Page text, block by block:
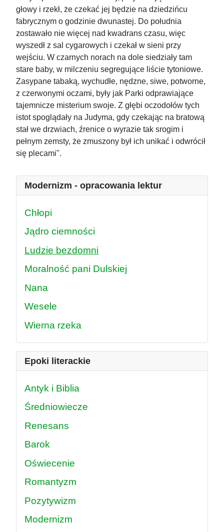
głowy i rzekł, że czekać jej będzie na dziedzińcu
fabrycznym o godzinie dwunastej. Do południa
zostawało nie więcej nad kwadrans czasu, więc
wyszedł z sal cygarowych i czekał w sieni przy
wejściu. W czarnych norach na dole siedziały tam
stare baby, w milczeniu segregujące liście tytoniowe.
Zasypane tabaką, wychudłe, nędzne, siwe, potworne,
z czerwonymi oczami, były jak Parki odprawiające
tajemnicze misterium swoje. Z głębi oczodołów tych
istot spoglądały na Judyma, gdy czekając na bratową
stał we drzwiach, źrenice o wyrazie tak srogim i
pełnym zemsty, że zmuszony był ich unikać i odwrócił
się plecami".
Modernizm - opracowania lektur
Chłopi
Jądro ciemności
Ludzie bezdomni
Moralność pani Dulskiej
Nana
Wesele
Wierna rzeka
Epoki literackie
Antyk i Biblia
Średniowiecze
Renesans
Barok
Oświecenie
Romantyzm
Pozytywizm
Modernizm